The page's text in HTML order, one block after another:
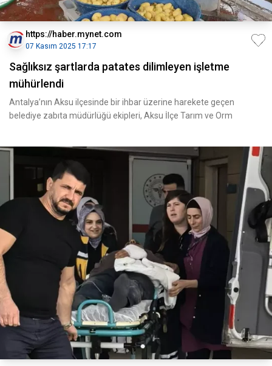
https://haber.mynet.com
07 Kasım 2025 17:17
Sağlıksız şartlarda patates dilimleyen işletme
mühürlendi
Antalya’nın Aksu ilçesinde bir ihbar üzerine harekete geçen
belediye zabıta müdürlüğü ekipleri, Aksu İlçe Tarım ve Orm